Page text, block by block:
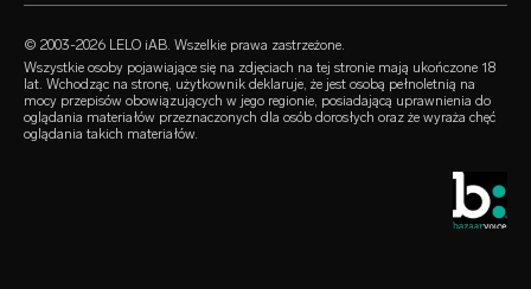
sprzedawcy
FAQ – pytania dot. produktów
environmental labels
bądźmy w kontakcie
wyszukiwarka sklepów
akcesoria erotyczne
prezerwatywy
© 2003-2026 LELO iAB. Wszelkie prawa zastrzeżone.
Wszystkie osoby pojawiające się na zdjęciach na tej stronie mają ukończone 18
lat. Wchodząc na stronę, użytkownik deklaruje, że jest osobą pełnoletnią na
mocy przepisów obowiązujących w jego regionie, posiadającą uprawnienia do
oglądania materiałów przeznaczonych dla osób dorosłych oraz że wyraża chęć
oglądania takich materiałów.